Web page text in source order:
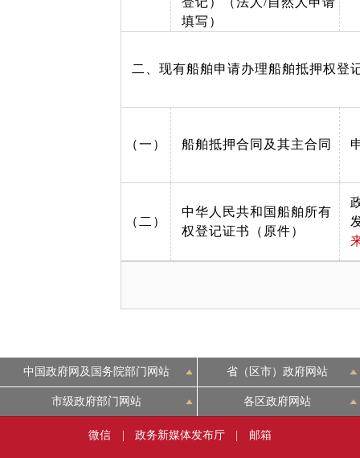
填写）
二、现有船舶申请办理船舶抵押权登
（一） 船舶抵押合同及其主合同
（二）
中华人民共和国船舶所有
权登记证书（原件）
中国政府网及国务院部门网站 省（区市）政府网站
市级政府部门网站 各区政府网站
微信 政务新媒体发布厅 邮箱